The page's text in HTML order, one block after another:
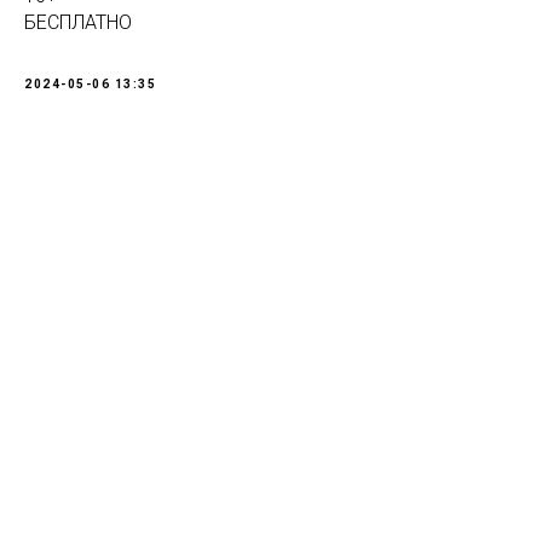
БЕСПЛАТНО
2024-05-06 13:35